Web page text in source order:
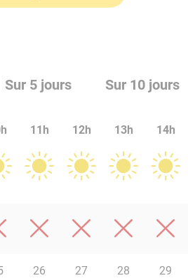
Sur 5 jours Sur 10 jours
11h 12h 13h 14h
26 27 28 29